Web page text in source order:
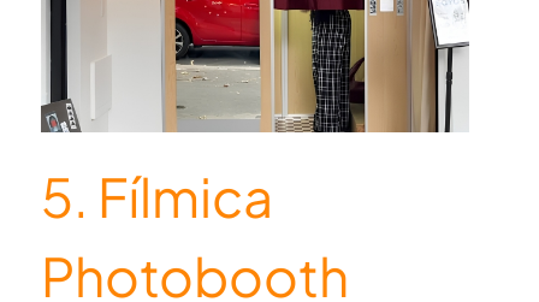
5. Fílmica
Photobooth